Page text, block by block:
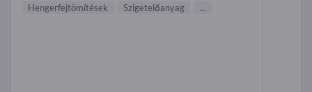
Hengerfejtömítések
Szigetelőanyag ...